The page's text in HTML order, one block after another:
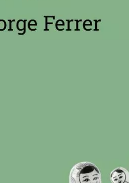
Para poder guardar como
cuenta de 14ymedio.